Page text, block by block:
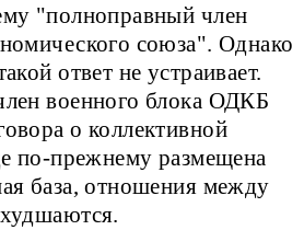
"полноправный член
союза". Однако
ответ не устраивает.
военного блока ОДКБ
о коллективной
по-прежнему размещена
база, отношения между